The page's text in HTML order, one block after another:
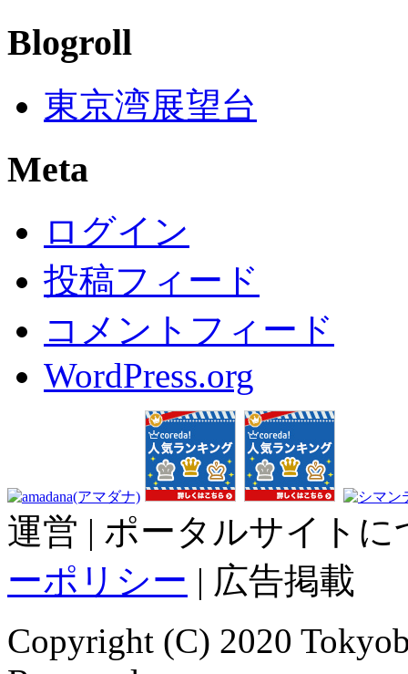
Blogroll
東京湾展望台
Meta
ログイン
投稿フィード
コメントフィード
WordPress.org
運営 | ポータルサイト
ーポリシー | 広告掲載
Copyright (C) 2020